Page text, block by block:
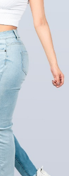
tus habilidades
con más de
contactaremos
novedades y